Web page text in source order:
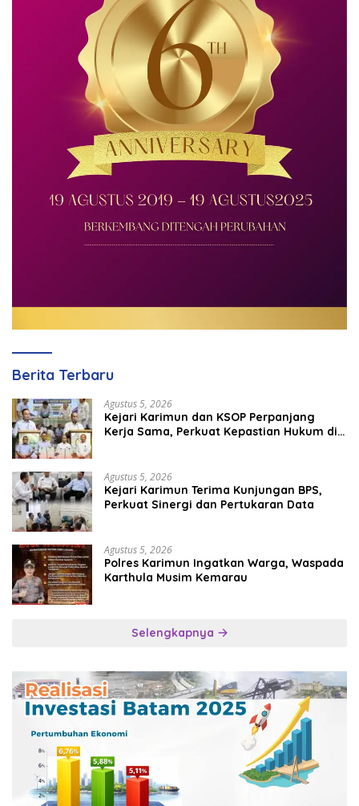
Berita Terbaru
Agustus 5, 2026
Kejari Karimun dan KSOP Perpanjang
Kerja Sama, Perkuat Kepastian Hukum di
Agustus 5, 2026
Kejari Karimun Terima Kunjungan BPS,
Perkuat Sinergi dan Pertukaran Data
Agustus 5, 2026
Polres Karimun Ingatkan Warga, Waspada
Karthula Musim Kemarau
Selengkapnya